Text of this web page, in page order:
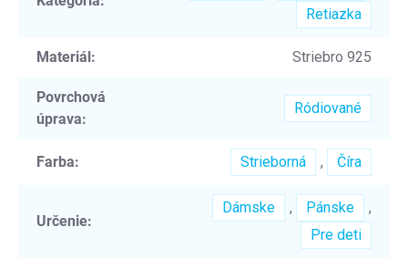
Retiazka
Materiál: Striebro 925
Povrchová
úprava:
Ródiované
Farba: Strieborná , Číra
Určenie:
Dámske , Pánske
,
Pre deti